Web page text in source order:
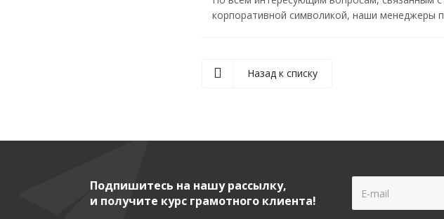
корпоративной символикой, наши менеджеры
Назад к списку
Подпишитесь на нашу рассылку,
и получите курс грамотного клиента!